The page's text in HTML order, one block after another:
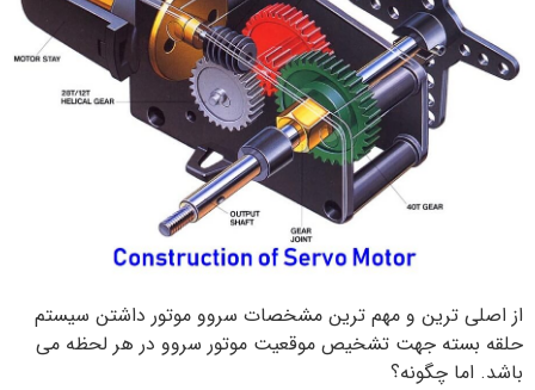
از اصلی ترین و مهم ترین مشخصات سروو موتور داشتن سیستم
حلقه بسته جهت تشخیص موقعیت موتور سروو در هر لحظه می
باشد. اما چگونه؟